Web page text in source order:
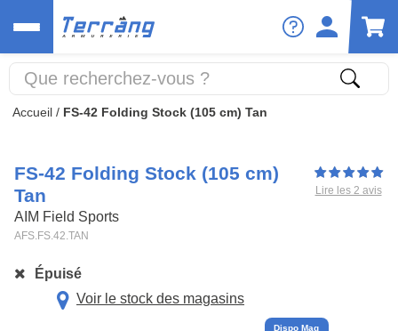
Accueil / FS-42 Folding Stock (105 cm) Tan
FS-42 Folding Stock (105 cm)
Tan
AIM Field Sports
AFS.FS.42.TAN
Lire les 2 avis
Épuisé
Voir le stock des magasins
Dispo Mag